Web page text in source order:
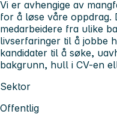
Vi er avhengige av
for å løse våre
medarbeidere fra ulike
livserfaringer til å jobbe
kandidater til å søke,
bakgrunn, hull i CV-en
Sektor
Offentlig